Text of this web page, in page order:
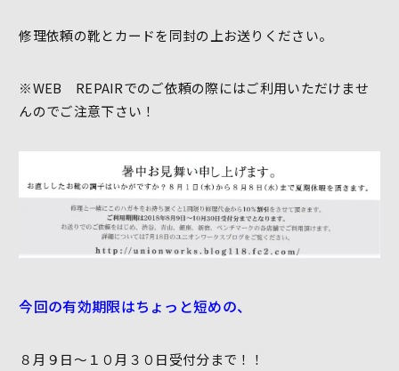
修理依頼の靴とカードを同封の上お送りください。
※WEB REPAIRでのご依頼の際にはご利用いただけませ
んのでご注意下さい！
今回の有効期限はちょっと短めの、
８月９日～１０月３０日受付分まで！！